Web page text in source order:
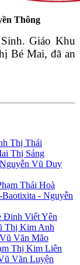
Thông
Giáo Khu
Bé Mai, đã an
Thị Thái
Thị Sáng
Vũ Duy
Thái Hoà
- Nguyễn
Đinh Viết Yên
Thị Kim Anh
Văn Mão
Thị Kim Liên
Văn Luyện